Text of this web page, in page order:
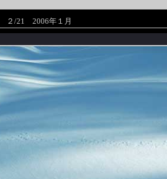
２/21 2006年１月